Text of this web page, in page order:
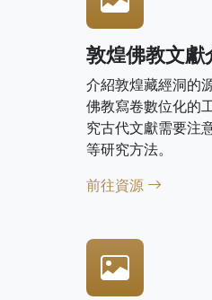
敦煌佛教文獻
介紹敦煌藏經洞的
佛教寫卷數位化的
究古代文獻需要注
等研究方法。
前往資源